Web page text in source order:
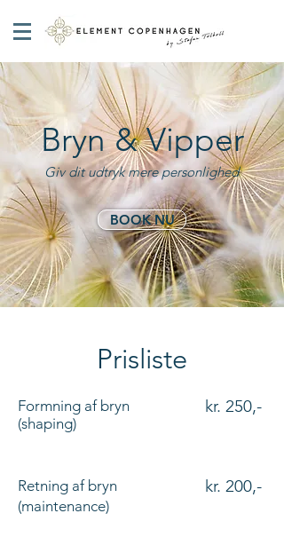
Bryn & Vipper
Giv dit udtryk mere personlighed
BOOK NU
Prisliste
Formning af bryn
(shaping)
kr. 250,-
Retning af bryn
(maintenance)
kr. 200,-